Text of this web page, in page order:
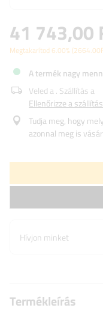
41 743,00
Megtakarítod 6.00% (2664.00
A termék nagy
Veled a. Szállítás a
Ellenőrizze a
Tudja meg, hogy
azonnal meg is
Hívjon minket
Termékleírás